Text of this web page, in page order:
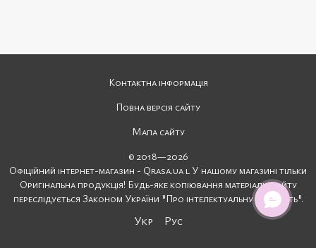
Контактна інформація
Повна версія сайту
Мапа сайту
© 2018—2026
Офіційний інтернет-магазин - Qrasa.ua l У нашому магазині тільки
Оригінальна продукція! Будь-яке копіювання матеріалів сайту
переслідується Законом України "Про інтелектуальну власність".
Укр Рус